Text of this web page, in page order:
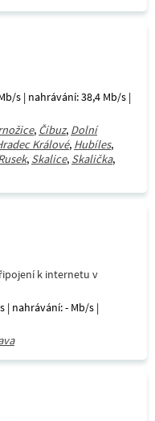
s | nahrávání: 38,4 Mb/s |
, Číbuz, Dolní
Králové, Hubíles,
, Skalice, Skalička,
k internetu v
| nahrávání: - Mb/s |